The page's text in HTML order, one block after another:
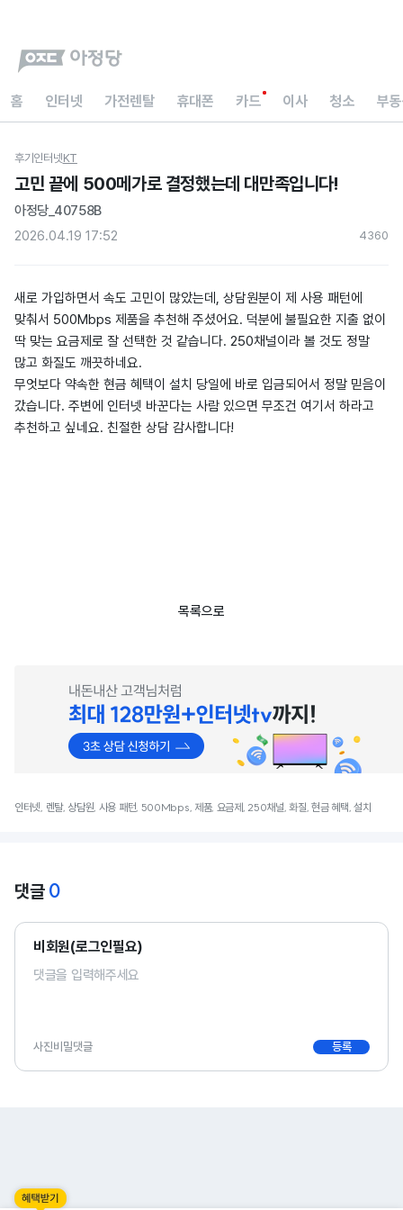
홈 인터넷 가전렌탈 휴대폰 카드 이사 청소 부
후기 인터넷KT
고민 끝에 500메가로 결정했는데 대만족입니다!
아정당_40758B
2026.04.19 17:52
4360
새로 가입하면서 속도 고민이 많았는데, 상담원분이 제 사용 패턴에
맞춰서 500Mbps 제품을 추천해 주셨어요. 덕분에 불필요한 지출 없이
딱 맞는 요금제로 잘 선택한 것 같습니다. 250채널이라 볼 것도 정말
많고 화질도 깨끗하네요.
​무엇보다 약속한 현금 혜택이 설치 당일에 바로 입금되어서 정말 믿음이
갔습니다. 주변에 인터넷 바꾼다는 사람 있으면 무조건 여기서 하라고
추천하고 싶네요. 친절한 상담 감사합니다!
목록으로
인터넷, 렌탈, 상담원, 사용 패턴, 500Mbps, 제품, 요금제, 250채널, 화질, 현금 혜택, 설치
댓글 0
비회원(로그인필요)
사진비밀댓글 등록